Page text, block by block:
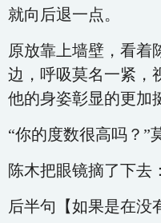
就向后退一点。
原放靠上墙壁，看着
边，呼吸莫名一紧，
他的身姿彰显的更加
“你的度数很高吗？”
陈木把眼镜摘了下去
后半句【如果是在没